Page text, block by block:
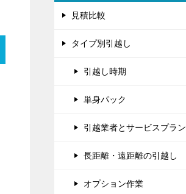
見積比較
タイプ別引越し
引越し時期
単身パック
引越業者とサービスプラン
長距離・遠距離の引越し
オプション作業